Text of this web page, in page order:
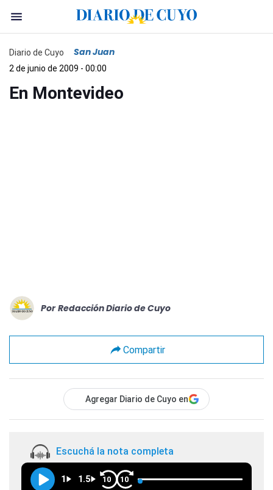
Diario de Cuyo San Juan
2 de junio de 2009 - 00:00
En Montevideo
Por Redacción Diario de Cuyo
Compartir
Agregar Diario de Cuyo en
Escuchá la nota completa
1 1.5 10 10